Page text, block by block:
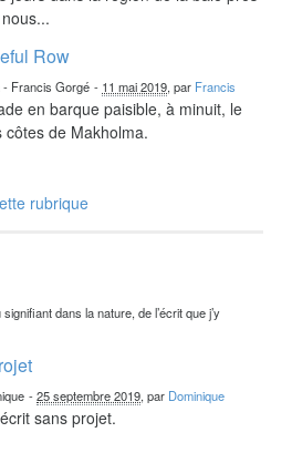
Row
- Francis Gorgé - 11 mai 2019, par Francis
en barque paisible, à minuit, le
côtes de Makholma.
rubrique
dans la nature, de l’écrit que j’y
-25 septembre 2019, par Dominique
écrit sans projet.